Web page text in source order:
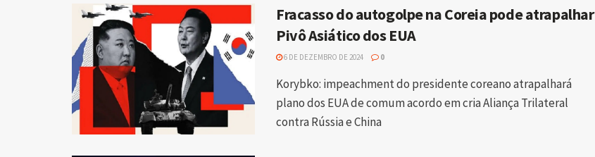
Fracasso do autogolpe na Coreia pode atrapalhar
Pivô Asiático dos EUA
6 DE DEZEMBRO DE 2024 0
Korybko: impeachment do presidente coreano atrapalhará
plano dos EUA de comum acordo em cria Aliança Trilateral
contra Rússia e China